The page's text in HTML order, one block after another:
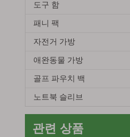
도구 함
패니 팩
자전거 가방
애완동물 가방
골프 파우치 백
노트북 슬리브
관련 상품